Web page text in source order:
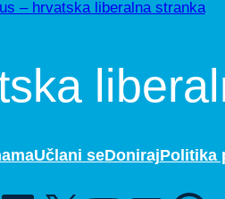
Učlani seDonirajPolitika